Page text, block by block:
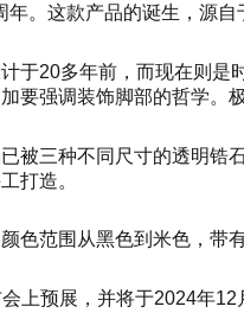
这款产品的诞生，源自
于20多年前，而现在则
要强调装饰脚部的哲学
被三种不同尺寸的透明
打造。
范围从黑色到米色，带
预展，并将于2024年